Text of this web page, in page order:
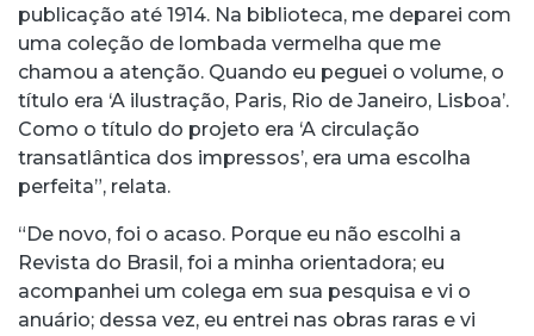
publicação até 1914. Na biblioteca, me deparei com
uma coleção de lombada vermelha que me
chamou a atenção. Quando eu peguei o volume, o
título era ‘A ilustração, Paris, Rio de Janeiro, Lisboa’.
Como o título do projeto era ‘A circulação
transatlântica dos impressos’, era uma escolha
perfeita”, relata.
“De novo, foi o acaso. Porque eu não escolhi a
Revista do Brasil, foi a minha orientadora; eu
acompanhei um colega em sua pesquisa e vi o
anuário; dessa vez, eu entrei nas obras raras e vi